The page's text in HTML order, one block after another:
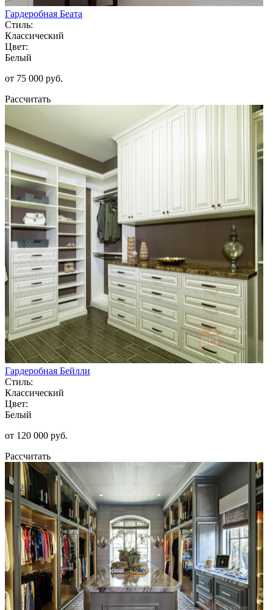
Гардеробная Беата
Стиль:
Классический
Цвет:
Белый
от 75 000 руб.
Рассчитать
Гардеробная Бейлли
Стиль:
Классический
Цвет:
Белый
от 120 000 руб.
Рассчитать